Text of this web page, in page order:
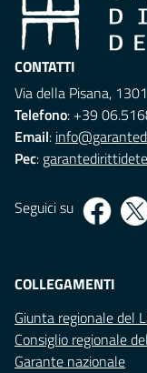
CONTATTI
Via della Pisana,
Telefono: +39
Email:
Pec:
Seguici su
COLLEGAMENTI
Giunta regionale del
Consiglio regionale
Garante nazionale